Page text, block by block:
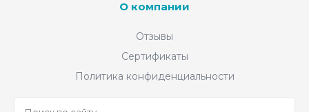
О компании
Отзывы
Сертификаты
Политика конфиденциальности